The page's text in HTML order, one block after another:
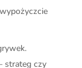
strateg czy